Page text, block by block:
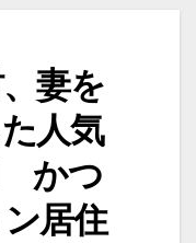
妻を
人気
かつ
居住